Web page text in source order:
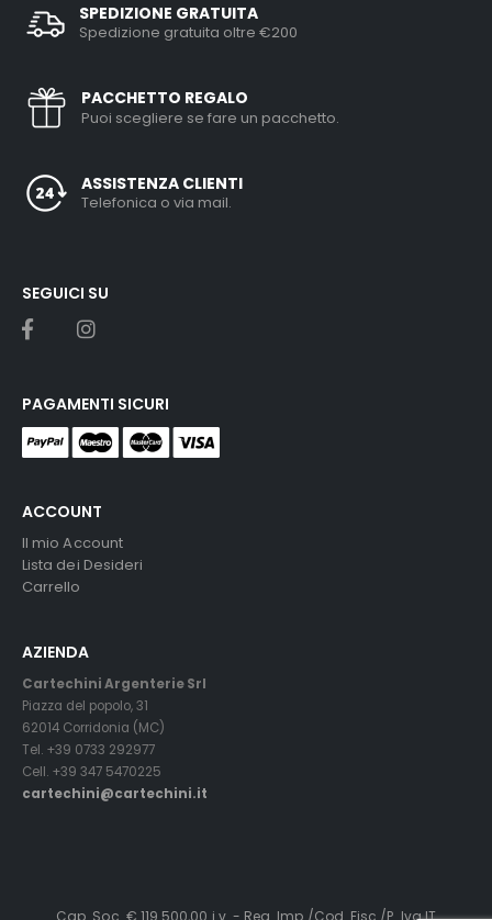
SPEDIZIONE GRATUITA
Spedizione gratuita oltre €200
PACCHETTO REGALO
Puoi scegliere se fare un pacchetto.
ASSISTENZA CLIENTI
Telefonica o via mail.
ACCOUNT
Il mio Account
Lista dei Desideri
Carrello
AZIENDA
Cartechini Argenterie Srl
Piazza del popolo, 31
62014 Corridonia (MC)
Tel. +39 0733 292977
Cell. +39 347 5470225
cartechini@cartechini.it
SEGUICI SU
PAGAMENTI SICURI
Cap. Soc. € 119.500,00 i.v. - Reg. Imp./Cod. Fisc./P. Iva IT